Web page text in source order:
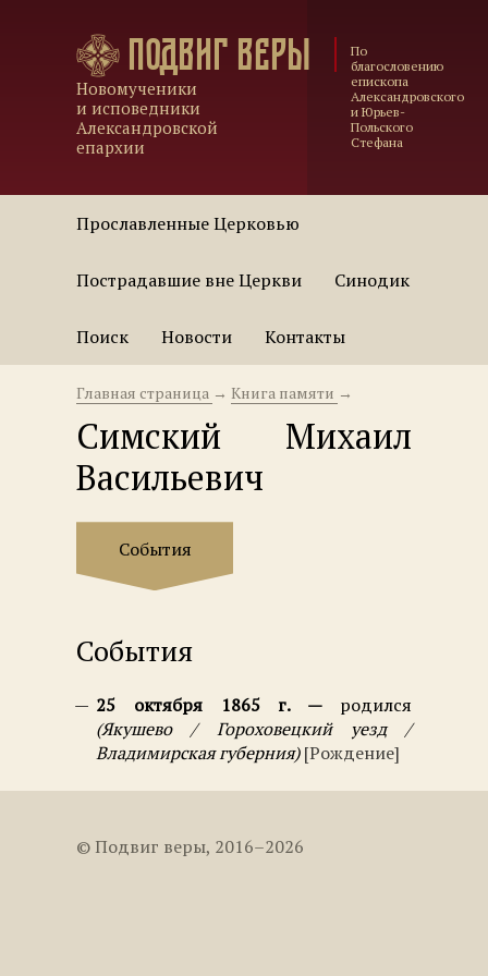
Подвиг веры
Новомученики
и исповедники
Александровской
епархии
По
благословению
епископа
Александровского
и Юрьев-
Польского
Стефана
Прославленные Церковью
Пострадавшие вне Церкви Синодик
Поиск Новости Контакты
Главная страница → Книга памяти →
Симский Михаил
Васильевич
События
События
25 октября 1865 г.
родился
Якушево / Гороховецкий уезд /
Владимирская губерния
Рождение
© Подвиг веры, 2016–2026